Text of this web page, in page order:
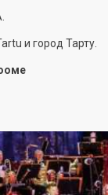
и город Тарту.